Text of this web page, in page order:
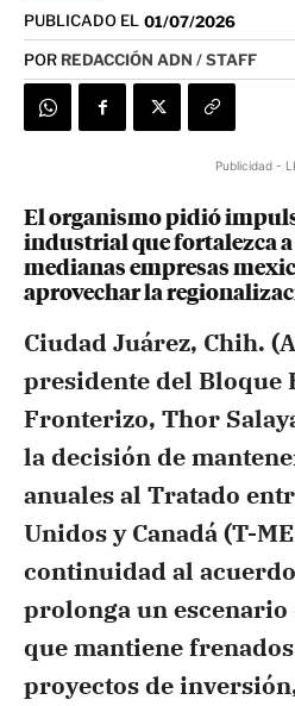
PUBLICADO EL 01/07/2026
POR REDACCIÓN ADN / STAFF
Publicidad -
El organismo pidió
industrial que fortalezca a
medianas empresas
aprovechar la
Ciudad Juárez, Chih.
presidente del Bloque
Fronterizo, Thor
la decisión de
anuales al Tratado
Unidos y Canadá (T-
continuidad al
prolonga un
que mantiene
proyectos de